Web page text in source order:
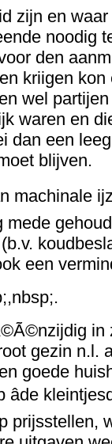
zijn en
noodig
den
kriigen
wel
waren en
dan een
blijven.
een
gezin n.l.
goede
prijsstellen,